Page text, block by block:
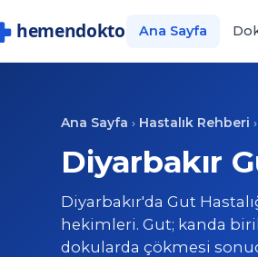
Ana Sayfa
Ana Sayfa › Hastalık Rehberi ›
Diyarbakır
Diyarbakır'da Gut
hekimleri. Gut; kanda
dokularda çökmesi